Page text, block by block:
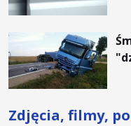
Zdjęcia, filmy,